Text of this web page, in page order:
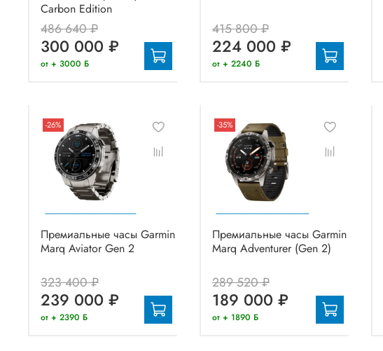
Carbon Edition
486 640 ₽
300 000 ₽
от + 3000 Б
415 800 ₽
224 000 ₽
от + 2240 Б
-26%
Премиальные часы Garmin
Marq Aviator Gen 2
323 400 ₽
239 000 ₽
от + 2390 Б
-35%
Премиальные часы Garmin
Marq Adventurer (Gen 2)
289 520 ₽
189 000 ₽
от + 1890 Б